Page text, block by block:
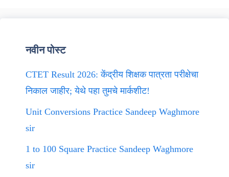
नवीन पोस्ट
CTET Result 2026: केंद्रीय शिक्षक पात्रता परीक्षेचा
निकाल जाहीर; येथे पहा तुमचे मार्कशीट!
Unit Conversions Practice Sandeep Waghmore
sir
1 to 100 Square Practice Sandeep Waghmore
sir